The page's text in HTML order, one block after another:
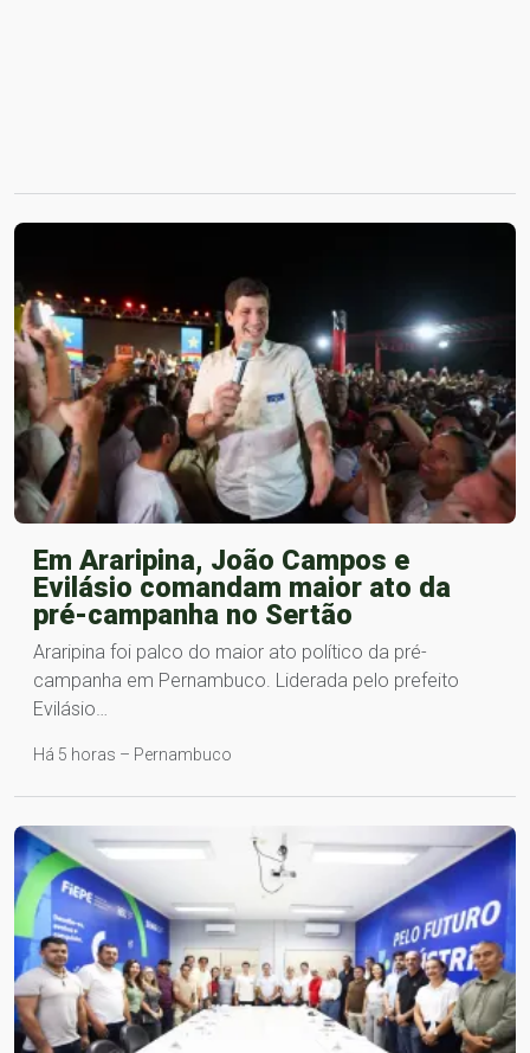
Em Araripina, João Campos e
Evilásio comandam maior ato da
pré-campanha no Sertão
Araripina foi palco do maior ato político da pré-
campanha em Pernambuco. Liderada pelo prefeito
Evilásio…
Há 5 horas – Pernambuco